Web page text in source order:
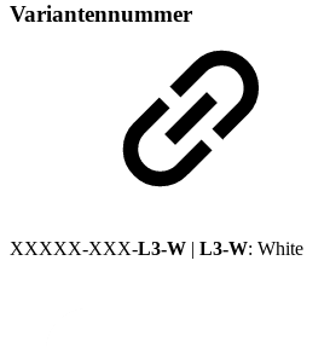
Variantennummer
XXXXX-XXX-L3-W | L3-W: White